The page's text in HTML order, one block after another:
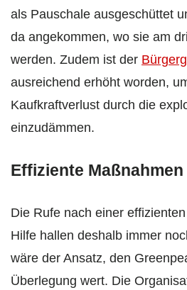
als Pauschale ausgeschüttet
da angekommen, wo sie am
werden. Zudem ist der
ausreichend erhöht worden,
Kaufkraftverlust durch die
einzudämmen.
Effiziente
Die Rufe nach einer
Hilfe hallen deshalb immer
wäre der Ansatz, den
Überlegung wert. Die